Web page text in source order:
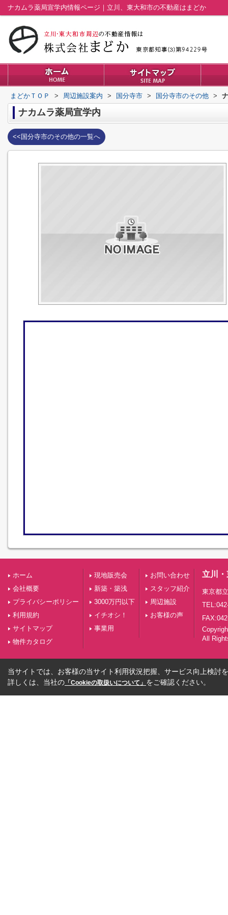
ナカムラ薬局宣学内情報ページ｜立川、東大和市の不動産はまどか
まどかＴＯＰ > 周辺施設案内 > 国分寺市 > 国分寺市のその他 >
ナカムラ薬局宣学内
<<国分寺市のその他の一覧へ
ホーム
会社概要
プライバシーポリシー
利用規約
サイトマップ
物件カタログ
現地販売会
新築・築浅
3000万円以下
イチオシ！
事業用
お問い合わせ
スタッフ紹介
周辺施設
お客様の声
立川
東京都
All
当サイトでは、お客様の当サイト利用状況把握、サービス向上検討
詳しくは、当社の 「Cookieの取扱いについて」 をご確認ください。